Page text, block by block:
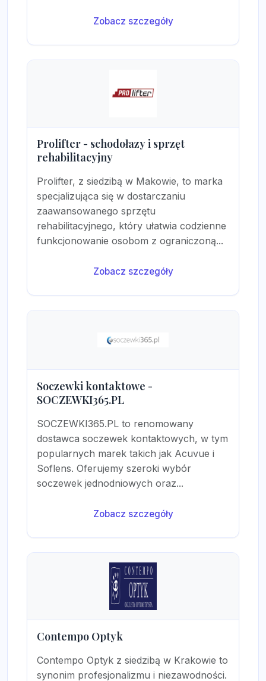
Zobacz szczegóły
Prolifter - schodołazy i sprzęt
rehabilitacyjny
Prolifter, z siedzibą w Makowie, to marka
specjalizująca się w dostarczaniu
zaawansowanego sprzętu
rehabilitacyjnego, który ułatwia codzienne
funkcjonowanie osobom z ograniczoną...
Zobacz szczegóły
Soczewki kontaktowe -
SOCZEWKI365.PL
SOCZEWKI365.PL to renomowany
dostawca soczewek kontaktowych, w tym
popularnych marek takich jak Acuvue i
Soflens. Oferujemy szeroki wybór
soczewek jednodniowych oraz...
Zobacz szczegóły
Contempo Optyk
Contempo Optyk z siedzibą w Krakowie to
synonim profesjonalizmu i niezawodności.